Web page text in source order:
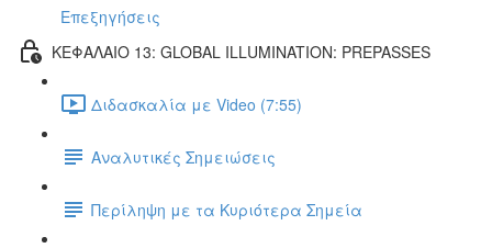
Επεξηγήσεις
ΚΕΦΑΛΑΙΟ 13: GLOBAL ILLUMINATION: PREPASSES
Διδασκαλία με Video (7:55)
Αναλυτικές Σημειώσεις
Περίληψη με τα Κυριότερα Σημεία